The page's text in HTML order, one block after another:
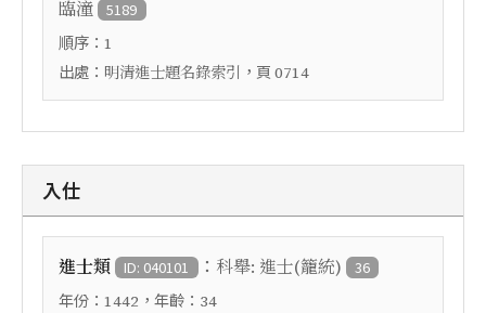
臨潼 5189
順序： 1
出處： 明清進士題名錄索引 ，頁 0714
入仕
進士類 ID: 040101 ： 科舉: 進士(籠統) 36
年份： 1442 ，年齡： 34